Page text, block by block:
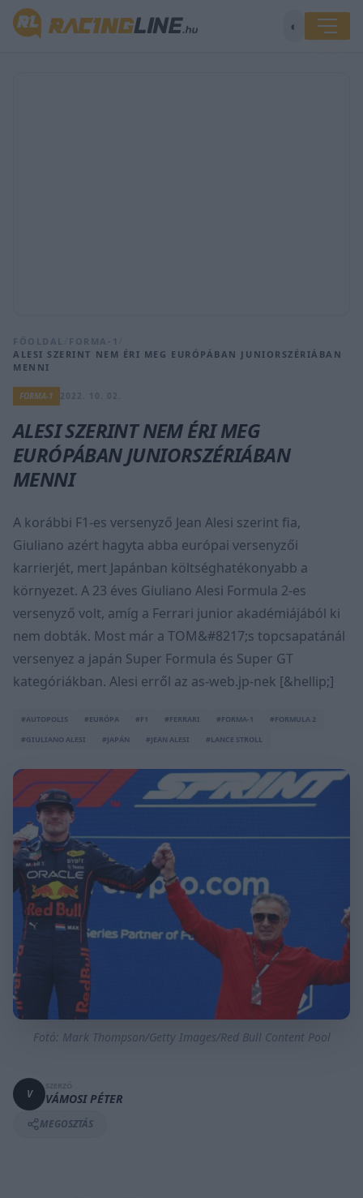
◐
FŐOLDAL FORMA-1
ALESI SZERINT NEM ÉRI MEG EURÓPÁBAN JUNIORSZÉRIÁBAN
MENNI
FORMA-1
ALESI SZERINT NEM ÉRI MEG
EURÓPÁBAN JUNIORSZÉRIÁBAN
MENNI
A korábbi F1-es versenyző Jean Alesi szerint fia,
Giuliano azért hagyta abba európai versenyzői
karrierjét, mert Japánban költséghatékonyabb a
környezet. A 23 éves Giuliano Alesi Formula 2-es
versenyző volt, amíg a Ferrari junior akadémiájából ki
nem dobták. Most már a TOM&#8217;s topcsapatánál
versenyez a japán Super Formula és Super GT
kategóriákban. Alesi erről az as-web.jp-nek [&hellip;]
#AUTOPOLIS #EURÓPA #F1 #FERRARI #FORMA-1
#FORMULA 2
#GIULIANO ALESI
#JAPÁN #JEAN ALESI #LANCE STROLL
Fotó: Mark Thompson/Getty Images/Red Bull Content Pool
V VÁMOSI PÉTER
MEGOSZTÁS